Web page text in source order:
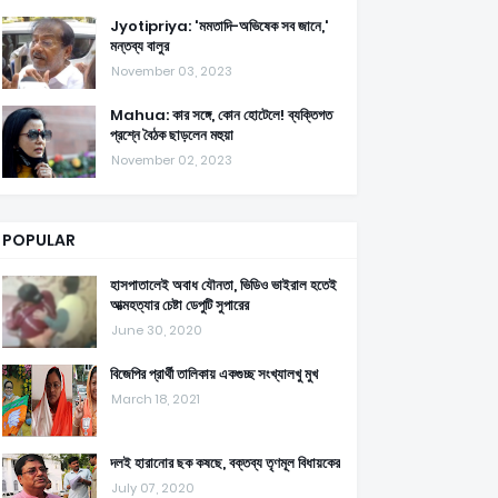
Jyotipriya: 'মমতাদি-অভিষেক সব জানে,'
মন্তব্য বালুর
November 03, 2023
Mahua: কার সঙ্গে, কোন হোটেলে! ব্যক্তিগত
প্রশ্নে বৈঠক ছাড়লেন মহুয়া
November 02, 2023
POPULAR
হাসপাতালেই অবাধ যৌনতা, ভিডিও ভাইরাল হতেই
আত্মহত্যার চেষ্টা ডেপুটি সুপারের
June 30, 2020
বিজেপির প্রার্থী তালিকায় একগুচ্ছ সংখ্যালখু মুখ
March 18, 2021
দলই হারানোর ছক কষছে, বক্তব্য তৃণমূল বিধায়কের
July 07, 2020